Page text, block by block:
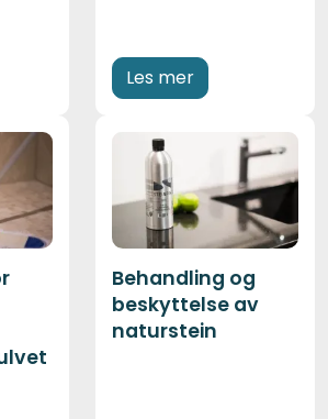
Les mer
Behandling og
beskyttelse av
naturstein